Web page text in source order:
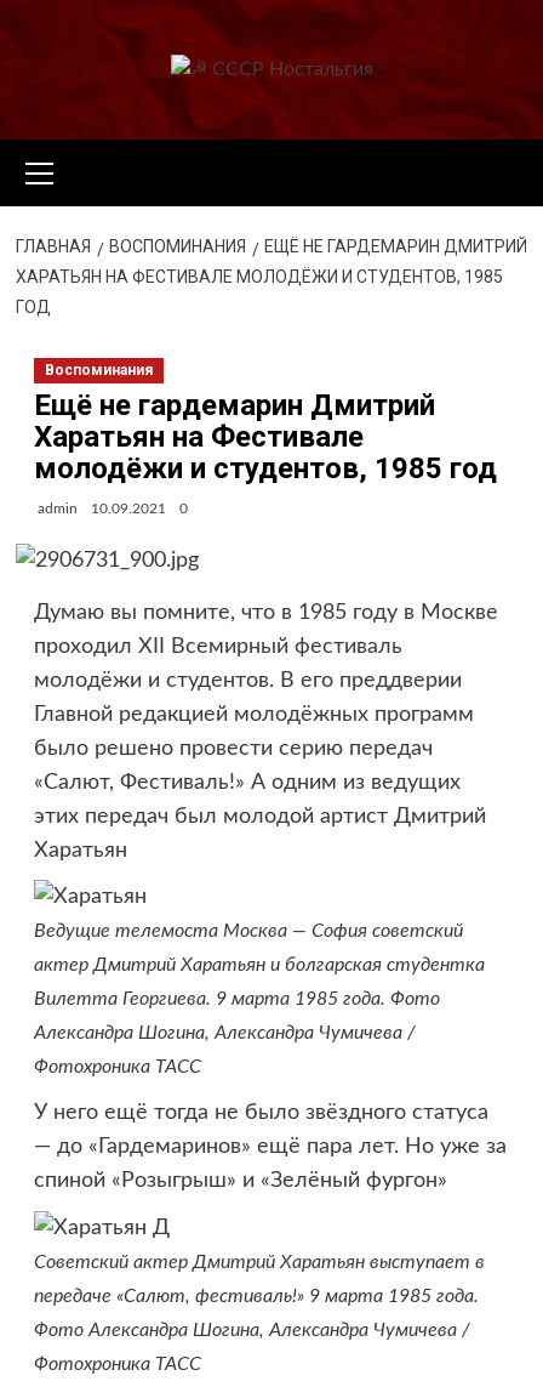
меню
ГЛАВНАЯ ВОСПОМИНАНИЯ
ЕЩЁ НЕ ГАРДЕМАРИН ДМИТРИЙ
ХАРАТЬЯН НА ФЕСТИВАЛЕ МОЛОДЁЖИ И СТУДЕНТОВ, 1985
ГОД
Воспоминания
Ещё не гардемарин Дмитрий
Харатьян на Фестивале
молодёжи и студентов, 1985 год
admin 10.09.2021 0
Думаю вы помните, что в 1985 году в Москве
проходил XII Всемирный фестиваль
молодёжи и студентов. В его преддверии
Главной редакцией молодёжных программ
было решено провести серию передач
«Салют, Фестиваль!» А одним из ведущих
этих передач был молодой артист Дмитрий
Харатьян
Ведущие телемоста Москва — София советский
актер Дмитрий Харатьян и болгарская студентка
Вилетта Георгиева. 9 марта 1985 года. Фото
Александра Шогина, Александра Чумичева /
Фотохроника ТАСС
У него ещё тогда не было звёздного статуса
— до «Гардемаринов» ещё пара лет. Но уже за
спиной «Розыгрыш» и «Зелёный фургон»
Советский актер Дмитрий Харатьян выступает в
передаче «Салют, фестиваль!» 9 марта 1985 года.
Фото Александра Шогина, Александра Чумичева /
Фотохроника ТАСС